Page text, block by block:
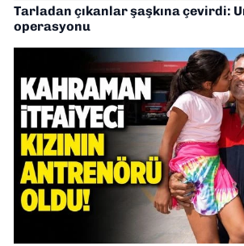
Tarladan çıkanlar şaşkına çevirdi:
operasyonu